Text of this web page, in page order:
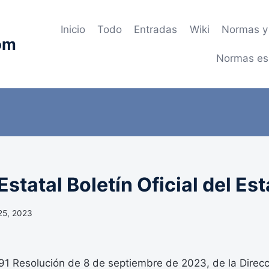
Inicio Todo Entradas Wiki Normas
Normas
Boletín Oficial del
2023
Resolución de 8 de septiembre de 2023, de la